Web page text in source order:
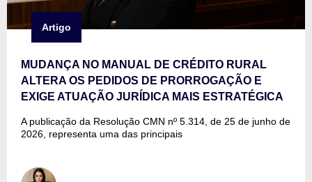
Artigo
MUDANÇA NO MANUAL DE CRÉDITO RURAL
ALTERA OS PEDIDOS DE PRORROGAÇÃO E
EXIGE ATUAÇÃO JURÍDICA MAIS ESTRATÉGICA
A publicação da Resolução CMN nº 5.314, de 25 de junho de
2026, representa uma das principais